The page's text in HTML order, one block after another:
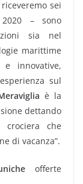
sei
– sono
sia nel
marittime
innovative,
sul
è la
dettando
che
di vacanza”.
offerte